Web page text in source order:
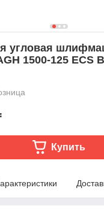
угловая
1500-125 ECS
Купить